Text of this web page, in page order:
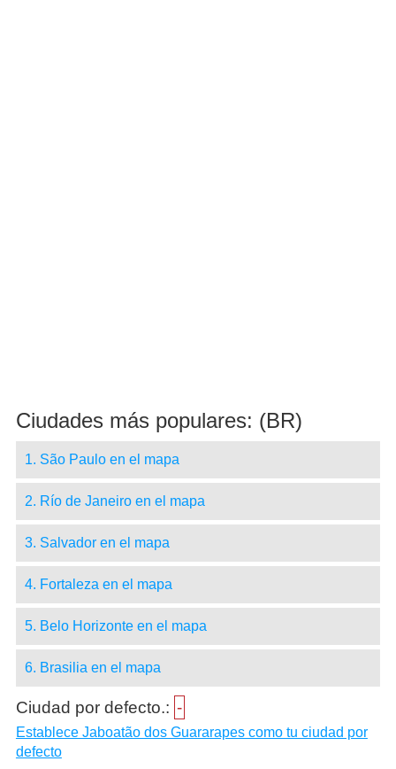
Ciudades más populares: (BR)
1. São Paulo en el mapa
2. Río de Janeiro en el mapa
3. Salvador en el mapa
4. Fortaleza en el mapa
5. Belo Horizonte en el mapa
6. Brasilia en el mapa
Ciudad por defecto.: -
Establece Jaboatão dos Guararapes como tu ciudad por
defecto